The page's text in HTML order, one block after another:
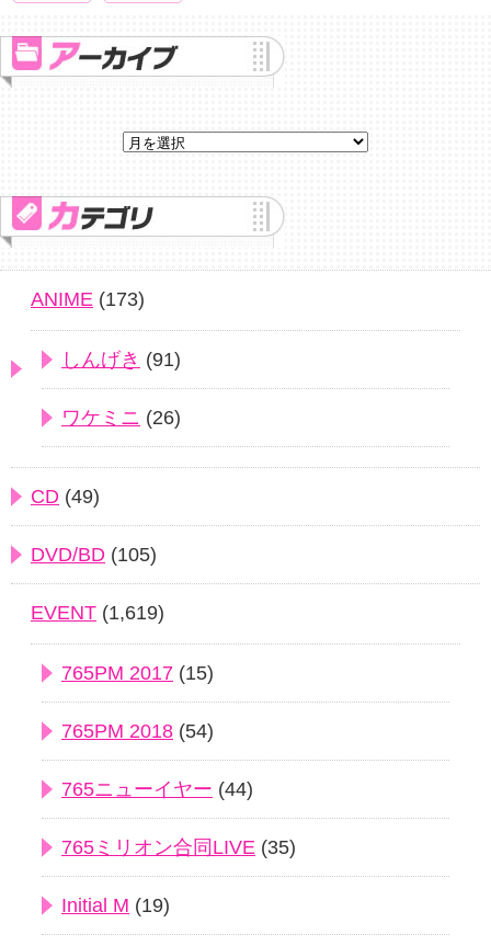
ANIME (173)
しんげき (91)
ワケミニ (26)
CD (49)
DVD/BD (105)
EVENT (1,619)
765PM 2017 (15)
765PM 2018 (54)
765ニューイヤー (44)
765ミリオン合同LIVE (35)
Initial M (19)